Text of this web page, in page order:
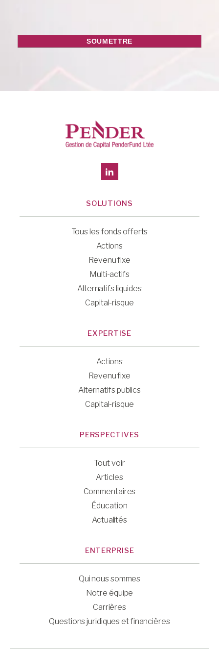
SOLUTIONS
Tous les fonds offerts
Actions
Revenu fixe
Multi-actifs
Alternatifs liquides
Capital-risque
EXPERTISE
Actions
Revenu fixe
Alternatifs publics
Capital-risque
PERSPECTIVES
Tout voir
Articles
Commentaires
Éducation
Actualités
ENTERPRISE
Qui nous sommes
Notre équipe
Carrières
Questions juridiques et financières